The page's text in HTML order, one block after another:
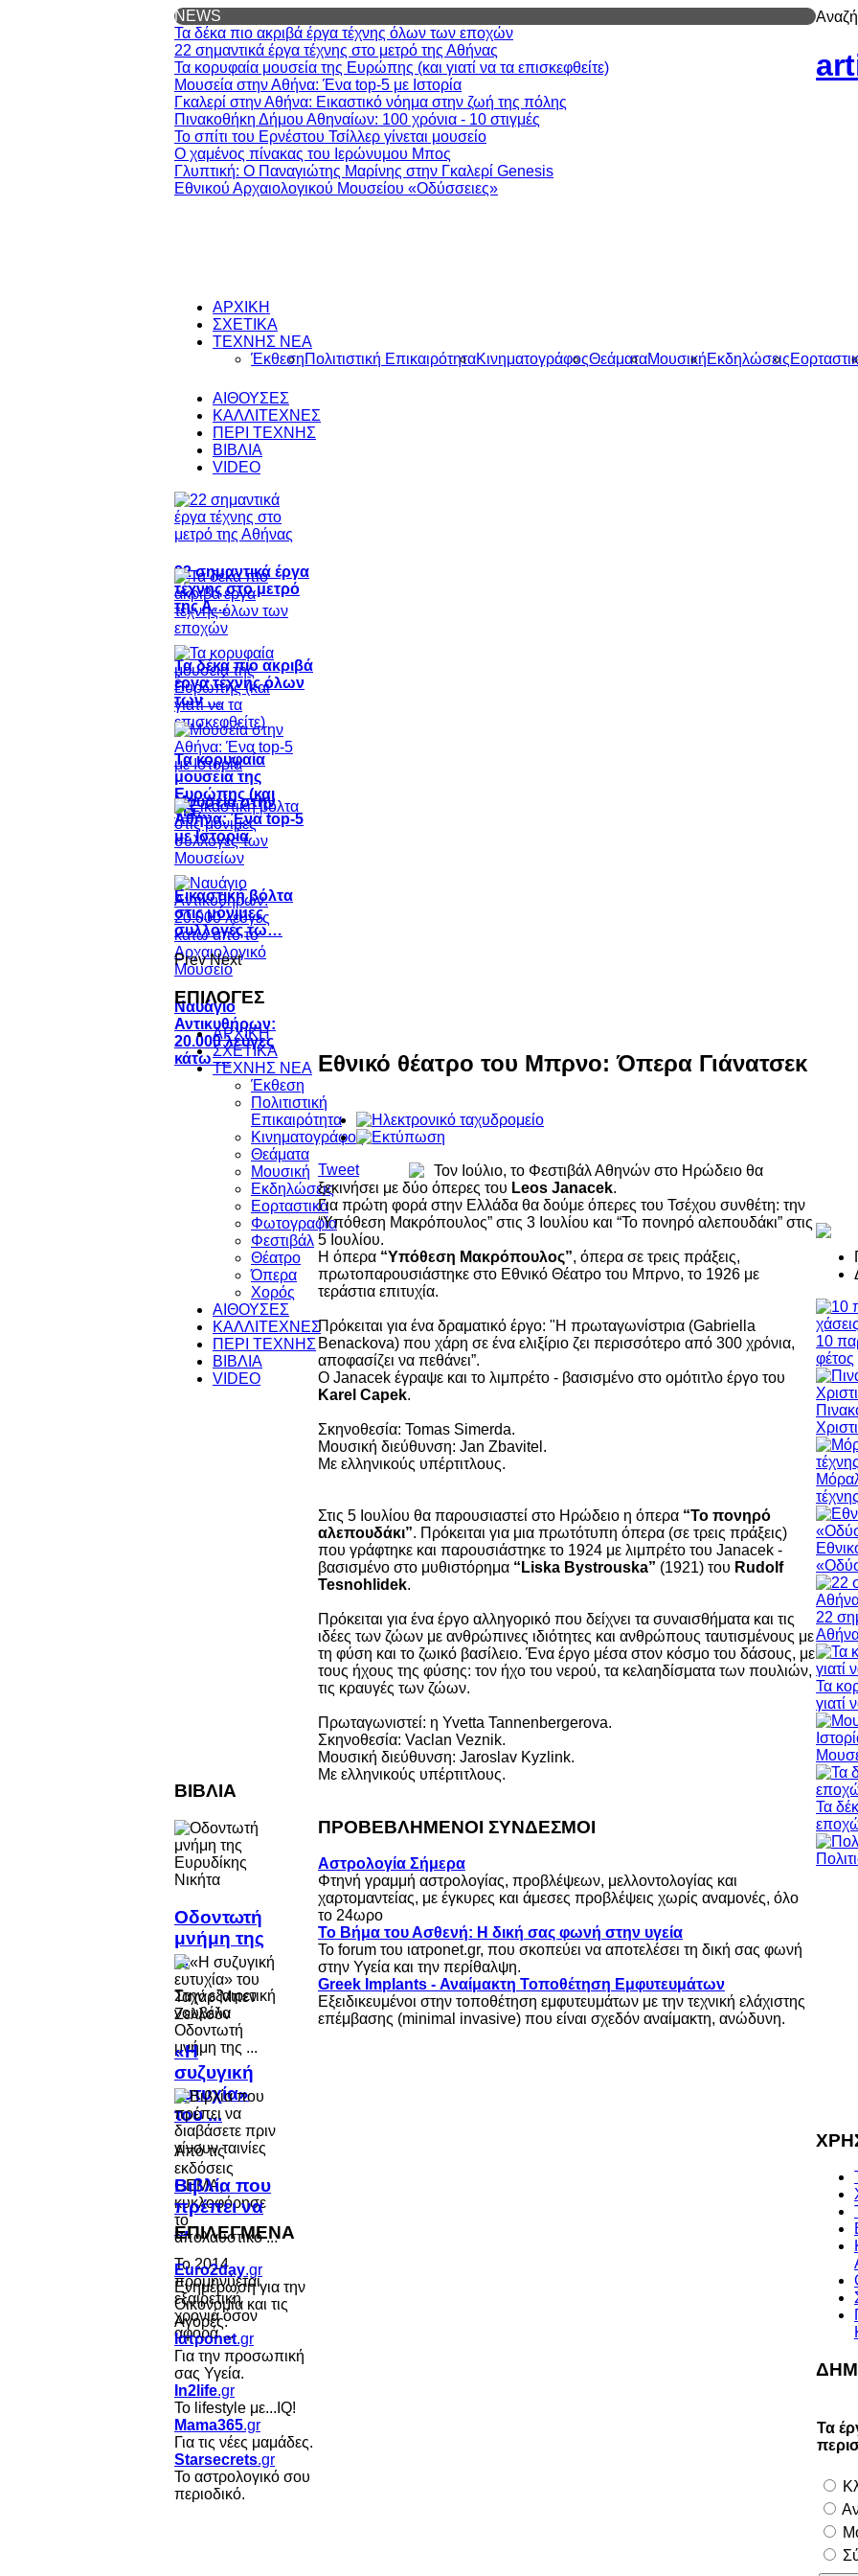
NEWS
Τα δέκα πιο ακριβά έργα τέχνης όλων των εποχών
22 σημαντικά έργα τέχνης στο μετρό της Αθήνας
Τα κορυφαία μουσεία της Ευρώπης (και γιατί να τα επισκεφθείτε)
Μουσεία στην Αθήνα: Ένα top-5 με Ιστορία
Γκαλερί στην Αθήνα: Εικαστικό νόημα στην ζωή της πόλης
Πινακοθήκη Δήμου Αθηναίων: 100 χρόνια - 10 στιγμές
Το σπίτι του Ερνέστου Τσίλλερ γίνεται μουσείο
Ο χαμένος πίνακας του Ιερώνυμου Μπος
Γλυπτική: Ο Παναγιώτης Μαρίνης στην Γκαλερί Genesis
Εθνικού Αρχαιολογικού Μουσείου «Οδύσσειες»
ΑΡΧΙΚΗ
ΣΧΕΤΙΚΑ
ΤΕΧΝΗΣ ΝΕΑ
ΈκθεσηΠολιτιστική ΕπικαιρότηταΚινηματογράφοςΘεάματαΜουσικήΕκδηλώσεις
ΑΙΘΟΥΣΕΣ
ΚΑΛΛΙΤΕΧΝΕΣ
ΠΕΡΙ ΤΕΧΝΗΣ
ΒΙΒΛΙΑ
VIDEO
22 σημαντικά έργα
τέχνης στο μετρό
της Α…
Τα δέκα πιο ακριβά
έργα τέχνης όλων
των …
Τα κορυφαία
μουσεία της
Ευρώπης (και
για…
Μουσεία στην
Αθήνα: Ένα top-5
με Ιστορία
Εικαστική βόλτα
στις μόνιμες
συλλογές τω…
Ναυάγιο
Αντικυθήρων:
20.000 λεύγες
κάτω …
Prev Next
ΕΠΙΛΟΓΕΣ
ΑΡΧΙΚΗ
ΣΧΕΤΙΚΑ
ΤΕΧΝΗΣ ΝΕΑ
Έκθεση
Πολιτιστική
Επικαιρότητα
Κινηματογράφος
Θεάματα
Μουσική
Εκδηλώσεις
Εορταστικά
Φωτογραφία
Φεστιβάλ
Θέατρο
Όπερα
Χορός
ΑΙΘΟΥΣΕΣ
ΚΑΛΛΙΤΕΧΝΕΣ
ΠΕΡΙ ΤΕΧΝΗΣ
ΒΙΒΛΙΑ
VIDEO
ΒΙΒΛΙΑ
Οδοντωτή
μνήμη της
...
Στην εξαιρετική
νουβέλα
Οδοντωτή
μνήμη της ...
«Η
συζυγική
ευτυχία»
του ...
Από τις
εκδόσεις
GEMA,
κυκλοφόρησε
το
απολαυστικό ...
Βιβλία που
πρέπει να
...
Το 2014
προμηνύεται
εξαιρετική
χρονιά όσον
αφορά ...
ΕΠΙΛΕΓΜΕΝΑ
Euro2day.gr
Ενημέρωση για την
Οικονομία και τις
Αγορές.
Ιατροnet.gr
Για την προσωπική
σας Υγεία.
In2life.gr
Το lifestyle με...IQ!
Mama365.gr
Για τις νέες μαμάδες.
Starsecrets.gr
Το αστρολογικό σου
περιοδικό.
Εθνικό θέατρο του Μπρνο: Όπερα Γιάνατσεκ
Tweet
Τον Ιούλιο, το Φεστιβάλ Αθηνών στο Ηρώδειο θα
ξεκινήσει με δύο όπερες του Leos Janacek.
Για πρώτη φορά στην Ελλάδα θα δούμε όπερες του Τσέχου συνθέτη: την
“Υπόθεση Μακρόπουλος” στις 3 Ιουλίου και “Το πονηρό αλεπουδάκι” στις
5 Ιουλίου.
Η όπερα “Υπόθεση Μακρόπουλος”, όπερα σε τρεις πράξεις,
πρωτοπαρουσιάστηκε στο Εθνικό Θέατρο του Μπρνο, το 1926 με
τεράστια επιτυχία.
Πρόκειται για ένα δραματικό έργο: "Η πρωταγωνίστρια (Gabriella
Benackova) που χάρη σε ένα ελιξίριο ζει περισσότερο από 300 χρόνια,
αποφασίζει να πεθάνει”.
Ο Janacek έγραψε και το λιμπρέτο - βασισμένο στο ομότιτλο έργο του
Karel Capek.
Σκηνοθεσία: Tomas Simerda.
Μουσική διεύθυνση: Jan Zbavitel.
Με ελληνικούς υπέρτιτλους.
Στις 5 Ιουλίου θα παρουσιαστεί στο Ηρώδειο η όπερα “Το πονηρό
αλεπουδάκι”. Πρόκειται για μια πρωτότυπη όπερα (σε τρεις πράξεις)
που γράφτηκε και παρουσιάστηκε το 1924 με λιμπρέτο του Janacek -
βασισμένο στο μυθιστόρημα “Liska Bystrouska” (1921) του Rudolf
Tesnohlidek.
Πρόκειται για ένα έργο αλληγορικό που δείχνει τα συναισθήματα και τις
ιδέες των ζώων με ανθρώπινες ιδιότητες και ανθρώπους ταυτισμένους με
τη φύση και το ζωικό βασίλειο. Ένα έργο μέσα στον κόσμο του δάσους, με
τους ήχους της φύσης: τον ήχο του νερού, τα κελαηδίσματα των πουλιών,
τις κραυγές των ζώων.
Πρωταγωνιστεί: η Yvetta Tannenbergerova.
Σκηνοθεσία: Vaclan Veznik.
Μουσική διεύθυνση: Jaroslav Kyzlink.
Με ελληνικούς υπέρτιτλους.
ΠΡΟΒΕΒΛΗΜΕΝΟΙ ΣΥΝΔΕΣΜΟΙ
Αστρολογία Σήμερα
Φτηνή γραμμή αστρολογίας, προβλέψεων, μελλοντολογίας και
χαρτομαντείας, με έγκυρες και άμεσες προβλέψεις χωρίς αναμονές, όλο
το 24ωρο
Το Βήμα του Ασθενή: Η δική σας φωνή στην υγεία
Το forum του ιατροnet.gr, που σκοπεύει να αποτελέσει τη δική σας φωνή
στην Υγεία και την περίθαλψη.
Greek Implants - Αναίμακτη Τοποθέτηση Εμφυτευμάτων
Εξειδικευμένοι στην τοποθέτηση εμφυτευμάτων με την τεχνική ελάχιστης
επέμβασης (minimal invasive) που είναι σχεδόν αναίμακτη, ανώδυνη.
10
φέτος
τέχνης
22
Τα
γιατί
Τα
Τα